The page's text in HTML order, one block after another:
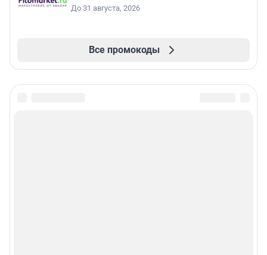
До 31 августа, 2026
Все промокоды